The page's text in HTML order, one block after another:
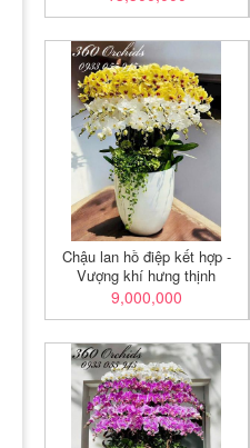
Chậu lan hồ điệp kết hợp -
Vượng khí hưng thịnh
9,000,000